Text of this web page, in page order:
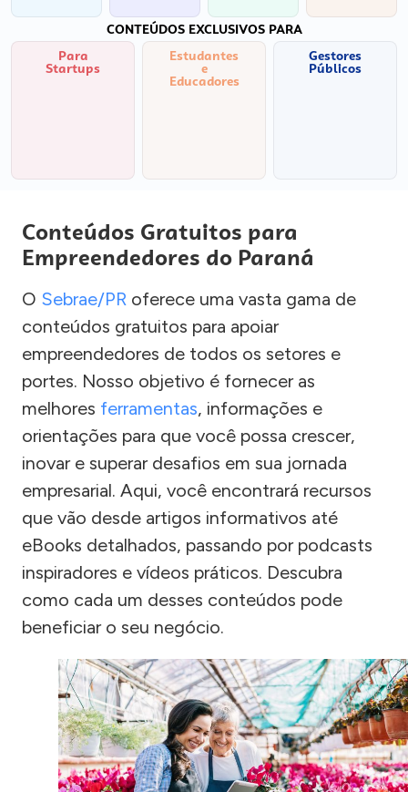
CONTEÚDOS EXCLUSIVOS PARA
Para
Startups
Estudantes
e
Educadores
Gestores
Públicos
Conteúdos Gratuitos para
Empreendedores do Paraná
O Sebrae/PR oferece uma vasta gama de
conteúdos gratuitos para apoiar
empreendedores de todos os setores e
portes. Nosso objetivo é fornecer as
melhores ferramentas, informações e
orientações para que você possa crescer,
inovar e superar desafios em sua jornada
empresarial. Aqui, você encontrará recursos
que vão desde artigos informativos até
eBooks detalhados, passando por podcasts
inspiradores e vídeos práticos. Descubra
como cada um desses conteúdos pode
beneficiar o seu negócio.